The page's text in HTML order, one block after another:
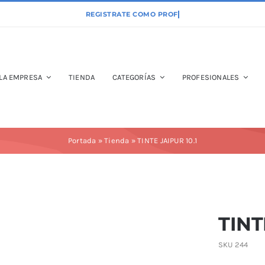
LA EMPRESA TIENDA CATEGORÍAS PROFESIONALES
Portada »Tienda »TINTE JAIPUR 10.1
SKU 244